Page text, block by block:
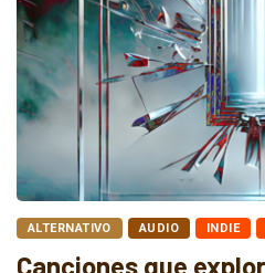
ALTERNATIVO AUDIO INDIE
Canciones que